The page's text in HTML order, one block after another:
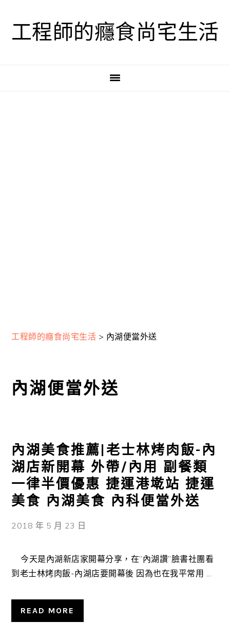
工程師的癮食尚宅生活
工程師的癮食尚宅生活 > 內湖便當外送
內湖便當外送
內湖美食推薦|老士林烤肉飯-內
湖店新開幕 外帶/內用 副餐類
一律半價優惠 捷運港墘站 捷運
美食 內湖美食 內科便當外送
2018 年 5 月 23 日
今天是內湖新店家開幕分享，在”內湖讚”臉書社團看
到老士林烤肉飯-內湖店要開幕後 因為也在我平常用 ...
READ MORE